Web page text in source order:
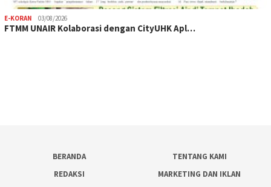
E-KORAN 03/08/2026
FTMM UNAIR Kolaborasi dengan CityUHK Apl…
BERANDA
TENTANG KAMI
REDAKSI
MARKETING DAN IKLAN